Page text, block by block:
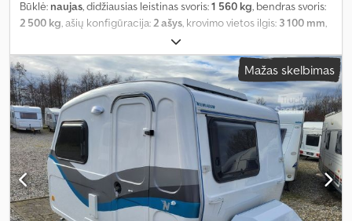
Būklė: naujas, didžiausias leistinas svoris:1 560 kg, bendras svoris:
2 500 kg, ašių konfigūracija:2 ašys, krovimo vietos ilgis: 3 100 mm,
1 740 mm, krovos erdvės aukštis:
mm,
Mažas skelbimas